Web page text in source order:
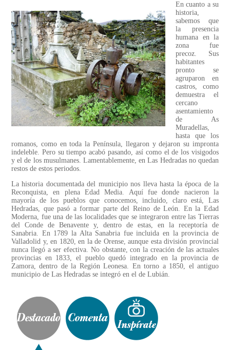
En cuanto a su
historia,
sabemos que
la presencia
humana en la
zona fue
precoz. Sus
habitantes
pronto se
agruparon en
castros, como
demuestra el
cercano
asentamiento
de As
Muradellas,
hasta que los
romanos, como en toda la Península, llegaron y dejaron su impronta
indeleble. Pero su tiempo acabó pasando, así como el de los visigodos
y el de los musulmanes. Lamentablemente, en Las Hedradas no quedan
restos de estos periodos.
La historia documentada del municipio nos lleva hasta la época de la
Reconquista, en plena Edad Media. Aquí fue donde nacieron la
mayoría de los pueblos que conocemos, incluido, claro está, Las
Hedradas, que pasó a formar parte del Reino de León. En la Edad
Moderna, fue una de las localidades que se integraron entre las Tierras
del Conde de Benavente y, dentro de estas, en la receptoría de
Sanabria. En 1789 la Alta Sanabria fue incluida en la provincia de
Valladolid y, en 1820, en la de Orense, aunque esta división provincial
nunca llegó a ser efectiva. No obstante, con la creación de las actuales
provincias en 1833, el pueblo quedó integrado en la provincia de
Zamora, dentro de la Región Leonesa. En torno a 1850, el antiguo
municipio de Las Hedradas se integró en el de Lubián.